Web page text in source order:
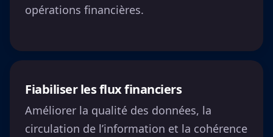
opérations financières.
Fiabiliser les flux financiers
Améliorer la qualité des données, la
circulation de l’information et la cohérence